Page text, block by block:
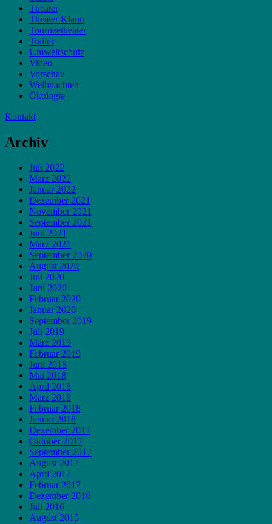
Theater
Theater Klann
Tourneetheater
Trailer
Umweltschutz
Video
Vorschau
Weihnachten
Ökologie
Kontakt
Archiv
Juli 2022
März 2022
Januar 2022
Dezember 2021
November 2021
September 2021
Juni 2021
März 2021
September 2020
August 2020
Juli 2020
Juni 2020
Februar 2020
Januar 2020
September 2019
Juli 2019
März 2019
Februar 2019
Juni 2018
Mai 2018
April 2018
März 2018
Februar 2018
Januar 2018
Dezember 2017
Oktober 2017
September 2017
August 2017
April 2017
Februar 2017
Dezember 2016
Juli 2016
August 2015